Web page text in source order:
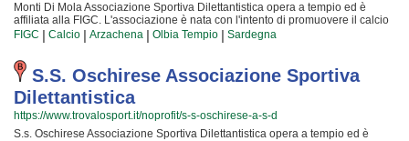
Monti Di Mola Associazione Sportiva Dilettantistica opera a tempio ed è
affiliata alla FIGC. L'associazione è nata con l'intento di promuovere il calcio
offrendo corsi rivolti a bambini e ragazzi. Monti Di Mola Associazione
Sportiva Dilettantistica è radicata nella comunità di tempio e al loro interno
sono cresciute generazioni di bambini e ragazzi che hanno imparato i valori
fondamentali dello sport e l'importanza del lavoro di squadra. I loro istruttori
di calcio sono tra i più esperti e qualificati della zona e sono sicuramente i
più adatti a sviluppare il talento dei bambini che iniziano a giocare e dei
ragazzi che vogliono raggiungere livelli di eccellenza. Per questo motivo
Monti Di Mola Associazione Sportiva Dilettantistica sarà lieta di accogliere
anche tuo figlio all'interno dell'associazione, perché possa raggiungere il
FIGC | Calcio | Arzachena | Olbia Tempio | Sardegna
S.s. Oschirese Associazione Sportiva
Dilettantistica
https://www.trovalosport.it/noprofit/s-s-oschirese-a-s-d
S.s. Oschirese Associazione Sportiva Dilettantistica opera a tempio ed è